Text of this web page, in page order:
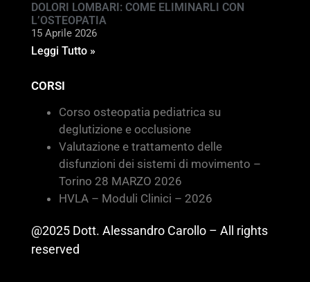
DOLORI LOMBARI: COME ELIMINARLI CON
L’OSTEOPATIA
15 Aprile 2026
Leggi Tutto »
CORSI
Corso osteopatia pediatrica su
deglutizione e occlusione
Valutazione e trattamento delle
disfunzioni dei sistemi di movimento –
Torino 28 MARZO 2026
HVLA – Moduli Clinici – 2026
@2025 Dott. Alessandro Carollo – All rights
reserved